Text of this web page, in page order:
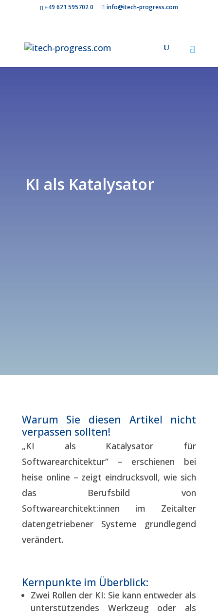
+49 621 595702 0 info@itech-progress.com
KI als Katalysator
Warum Sie diesen Artikel nicht
verpassen sollten!
„KI als Katalysator für
Softwarearchitektur“ – erschienen bei
heise online – zeigt eindrucksvoll, wie sich
das Berufsbild von
Softwarearchitekt:innen im Zeitalter
datengetriebener Systeme grundlegend
verändert.
Kernpunkte im Überblick:
Zwei Rollen der KI: Sie kann entweder als
unterstützendes Werkzeug oder als